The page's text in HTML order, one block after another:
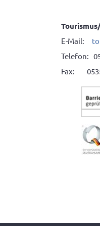
E-Mail:
Telefon:
Fax: